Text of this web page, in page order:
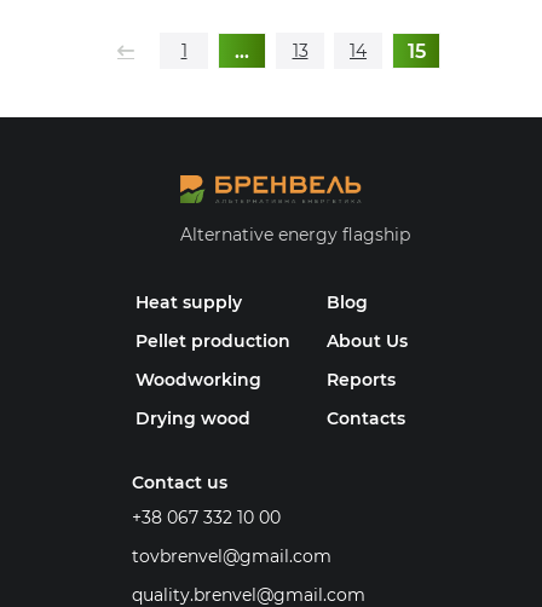
1 … 13 14 15
Alternative energy flagship
Heat supply
Pellet production
Woodworking
Drying wood
Blog
About Us
Reports
Contacts
Contact us
+38 067 332 10 00
tovbrenvel@gmail.com
quality.brenvel@gmail.com